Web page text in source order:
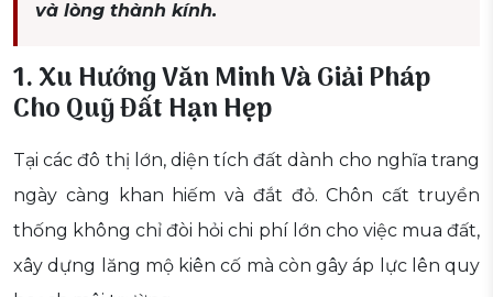
và lòng thành kính.
1. Xu Hướng Văn Minh Và Giải Pháp
Cho Quỹ Đất Hạn Hẹp
Tại các đô thị lớn, diện tích đất dành cho nghĩa trang
ngày càng khan hiếm và đắt đỏ. Chôn cất truyền
thống không chỉ đòi hỏi chi phí lớn cho việc mua đất,
xây dựng lăng mộ kiên cố mà còn gây áp lực lên quy